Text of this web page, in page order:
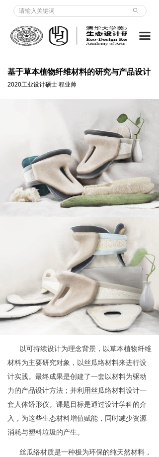
끀
关于我们 | About us
项目 | Projects
出版物 | Publication
ꄙ
以可持续设计为理念背景，以草本植物纤维
材料为主要研究对象，以丝瓜络材料来进行设
计实践。最终成果是创建了一套以材料为驱动
力的产品设计方法；并利用丝瓜络材料设计一
套人体矫形仪。课题目标是通过设计学科的介
入，为这些生态材料增值赋能，同时减少资源
消耗与塑料垃圾的产生。
丝瓜络材质是一种极为环保的纯天然材料，
基于草本植物纤维材料的研究与产品设计
2020工业设计硕士 程业帅